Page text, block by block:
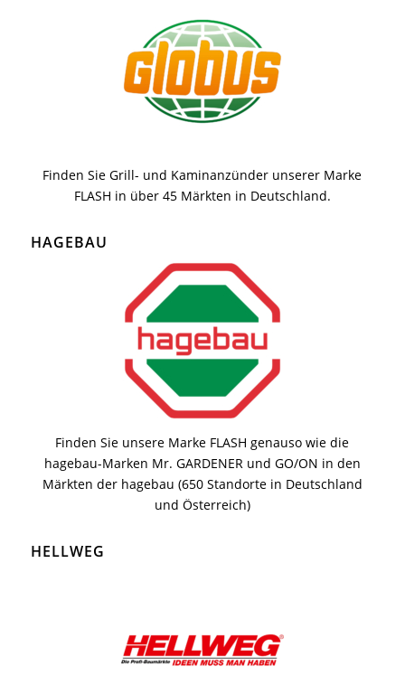
Finden Sie Grill- und Kaminanzünder unserer Marke
FLASH in über 45 Märkten in Deutschland.
HAGEBAU
Finden Sie unsere Marke FLASH genauso wie die
hagebau-Marken Mr. GARDENER und GO/ON in den
Märkten der hagebau (650 Standorte in Deutschland
und Österreich)
HELLWEG